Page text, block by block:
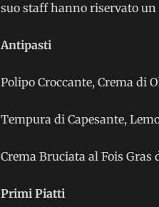
suo staff hanno riservato un
Antipasti
Polipo Croccante, Crema di
Tempura di Capesante,
Crema Bruciata al Fois Gras
Primi Piatti